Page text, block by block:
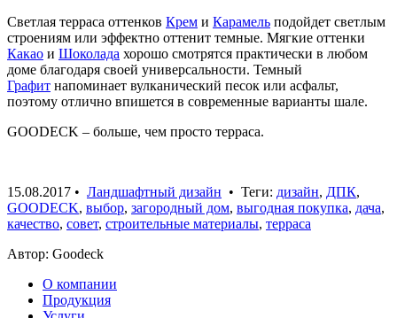
Светлая терраса оттенков Крем и Карамель подойдет светлым
строениям или эффектно оттенит темные. Мягкие оттенки
Какао и Шоколада хорошо смотрятся практически в любом
доме благодаря своей универсальности. Темный
Графит напоминает вулканический песок или асфальт,
поэтому отлично впишется в современные варианты шале.
GOODECK – больше, чем просто терраса.
15.08.2017 • Ландшафтный дизайн • Теги: дизайн, ДПК,
GOODECK, выбор, загородный дом, выгодная покупка, дача,
качество, совет, строительные материалы, терраса
Автор: Goodeck
О компании
Продукция